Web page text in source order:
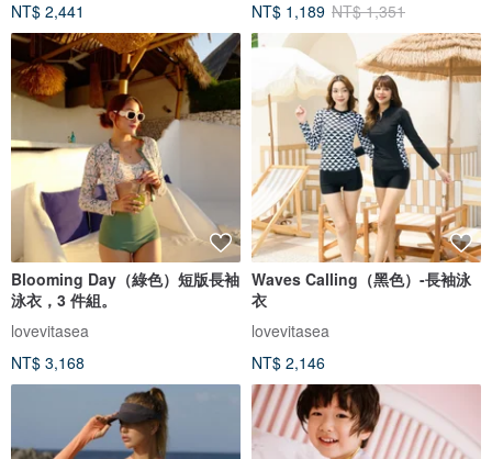
NT$ 2,441
NT$ 1,189 NT$ 1,351
Blooming Day（綠色）短版長袖
泳衣，3 件組。
lovevitasea
NT$ 3,168
Waves Calling（黑色）-長袖泳
衣
lovevitasea
NT$ 2,146